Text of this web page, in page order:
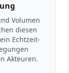
Volumen
diesen
Echtzeit-
Akteuren.